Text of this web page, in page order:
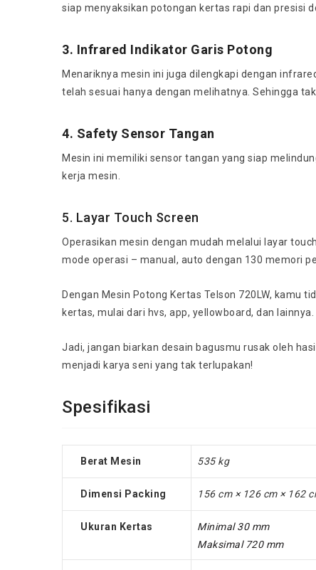
siap menyaksikan potongan kertas rapi dan presisi
3. Infrared Indikator Garis Potong
Menariknya mesin ini juga dilengkapi dengan
telah sesuai hanya dengan melihatnya. Sehingga
4. Safety Sensor Tangan
Mesin ini memiliki sensor tangan yang siap
kerja mesin.
5. Layar Touch Screen
Operasikan mesin dengan mudah melalui layar
mode operasi – manual, auto dengan 130 memori
Dengan Mesin Potong Kertas Telson 720LW,
kertas, mulai dari hvs, app, yellowboard, dan
Jadi, jangan biarkan desain bagusmu rusak oleh
menjadi karya seni yang tak terlupakan!
Spesifikasi
Berat Mesin 535 kg
Dimensi Packing 156 cm × 126 cm × 162
Ukuran Kertas
Minimal 30 mm
Maksimal 720 mm